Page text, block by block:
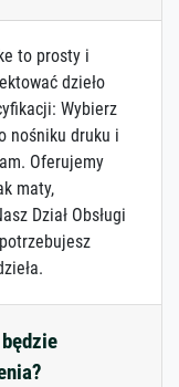
to prosty i
dzieło
Wybierz
nośniku druku i
Oferujemy
maty,
Dział Obsługi